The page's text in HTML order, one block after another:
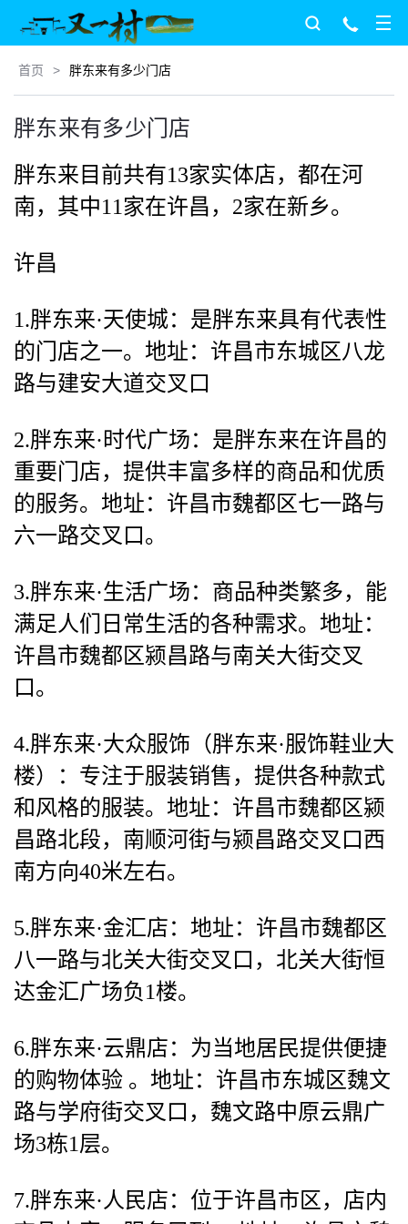
首页 > 胖东来有多少门店
胖东来有多少门店
胖东来目前共有13家实体店，都在河
南，其中11家在许昌，2家在新乡。
许昌
1.胖东来·天使城：是胖东来具有代表性
的门店之一。地址：许昌市东城区八龙
路与建安大道交叉口
2.胖东来·时代广场：是胖东来在许昌的
重要门店，提供丰富多样的商品和优质
的服务。地址：许昌市魏都区七一路与
六一路交叉口。
3.胖东来·生活广场：商品种类繁多，能
满足人们日常生活的各种需求。地址：
许昌市魏都区颍昌路与南关大街交叉
口。
4.胖东来·大众服饰（胖东来·服饰鞋业大
楼）：专注于服装销售，提供各种款式
和风格的服装。地址：许昌市魏都区颍
昌路北段，南顺河街与颍昌路交叉口西
南方向40米左右。
5.胖东来·金汇店：地址：许昌市魏都区
八一路与北关大街交叉口，北关大街恒
达金汇广场负1楼。
6.胖东来·云鼎店：为当地居民提供便捷
的购物体验 。地址：许昌市东城区魏文
路与学府街交叉口，魏文路中原云鼎广
场3栋1层。
7.胖东来·人民店：位于许昌市区，店内